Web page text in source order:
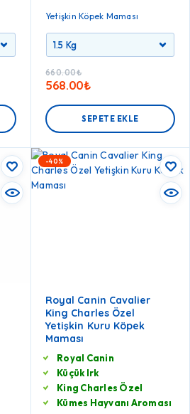
Yetişkin Köpek Maması
660.00₺
568.00₺
SEPETE EKLE
-40%
Royal Canin Cavalier
King Charles Özel
Yetişkin Kuru Köpek
Maması
Royal Canin
Küçük Irk
King Charles Özel
Kümes Hayvanı Aroması